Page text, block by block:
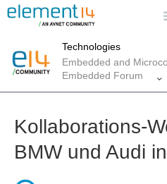
Technologies
Embedded and
Embedded Forum
Kollaborations-
BMW und Audi